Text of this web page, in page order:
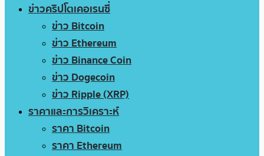
ข่าวคริปโตเคอเรนซี่
ข่าว Bitcoin
ข่าว Ethereum
ข่าว Binance Coin
ข่าว Dogecoin
ข่าว Ripple (XRP)
ราคาและการวิเคราะห์
ราคา Bitcoin
ราคา Ethereum